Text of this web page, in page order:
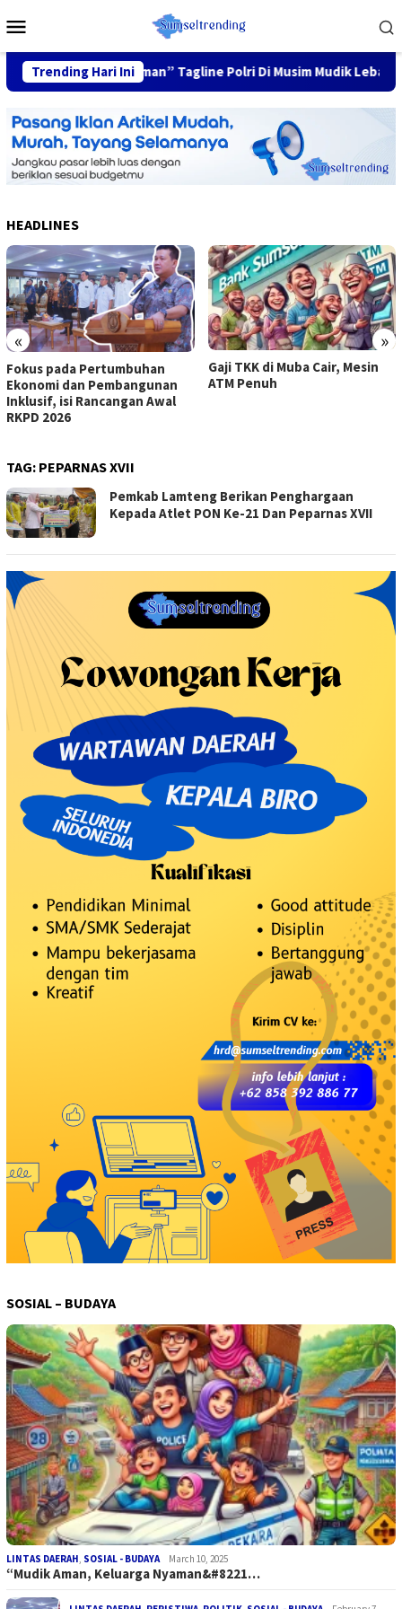
to
Menu
Trending Hari Ini
Nyaman” Tagline Polri Di Musim Mudik Lebaran
HEADLINES
« »
Fokus pada Pertumbuhan
Ekonomi dan Pembangunan
Inklusif, isi Rancangan Awal
RKPD 2026
Gaji TKK di Muba Cair, Mesin
ATM Penuh
TAG: PEPARNAS XVII
Pemkab Lamteng Berikan Penghargaan
Kepada Atlet PON Ke-21 Dan Peparnas XVII
SOSIAL – BUDAYA
LINTAS DAERAH, SOSIAL - BUDAYA March 10, 2025
“Mudik Aman, Keluarga Nyaman&#8221…